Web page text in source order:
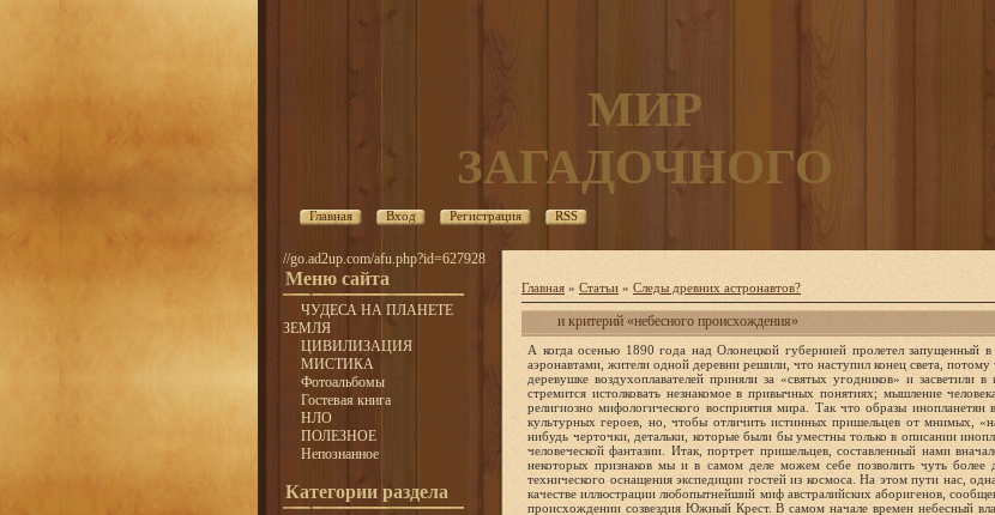
МИР
ЗАГАДОЧНОГО
Главная Вход Регистрация RSS
//go.ad2up.com/afu.php?id=627928
Меню сайта
ЧУДЕСА НА ПЛАНЕТЕ
ЗЕМЛЯ
ЦИВИЛИЗАЦИЯ
МИСТИКА
Фотоальбомы
Гостевая книга
НЛО
ПОЛЕЗНОЕ
Непознанное
Категории раздела
Главная » Статьи » Следы древних астронавтов?
и критерий «небесного происхождения»
А когда осенью 1890 года над Олонецкой губернией пролетел запущенный в Петербурге большой воздушный шар с двумя аэронавтами, жители одной деревни решили, что наступил конец света, потому что «с неба спустился антихрист», в другой же деревушке воздухоплавателей приняли за «святых угодников» и засветили в их честь лампады… Сознание человека всегда стремится истолковать незнакомое в привычных понятиях; мышление человека верующего использует при этом стереотипы религиозно мифологического восприятия мира. Так что образы инопланетян все таки можно искать и среди богов, и среди культурных героев, но, чтобы отличить истинных пришельцев от мнимых, «нам нужно от легенды нечто большее» – какие нибудь черточки, детальки, которые были бы уместны только в описании инопланетян и нехарактерны для «типовых» образов человеческой фантазии. Итак, портрет пришельцев, составленный нами вначале, требуется сделать конкретнее. В отношении некоторых признаков мы и в самом деле можем себе позволить чуть более детальные прогнозы, прежде всего по поводу технического оснащения экспедиции гостей из космоса. На этом пути нас, однако, подстерегает новая ловушка. Рассмотрим в качестве иллюстрации любопытнейший миф австралийских аборигенов, сообщенный Кэтрин Лангло Паркер. Миф повествует о происхождении созвездия Южный Крест. В самом начале времен небесный владыка сотворил двух мужчин и одну женщину, научив их питаться растениями. Когда наступила засуха, первые люди начали голодать. Один из мужчин убил сумчатую крысу. Он и женщина стали есть мясо животного, другой же мужчина, несмотря на все уговоры, не притронулся к непривычной пище, хотя и был смертельно голоден. Поссорившись с товарищами, он «ушел в сторону заката». Его спутники вскоре закончили трапезу и отправились вслед за ним. Подойдя к краю долины, они увидели своего товарища на ее другой стороне, у реки. Они крикнули, чтобы он остановился, но он не обратил на них внимания и продолжал идти, пока не подошел к большому белому эвкалипту. Здесь он замертво упал на землю, а рядом с ним люди увидели черное существо с двумя огненными глазами. Оно подняло мертвеца на дерево и бросило в дупло. Спеша через долину, люди услыхали такой оглушительный удар грома, что, пораженные, упали на землю. Поднявшись, они с удивлением увидели, что гигантский эвкалипт вырван из земли и несется по воздуху в южную сторону неба. Они заметили огненные глаза, сверкавшие с дерева… Наконец дерево остановилось около Варрамбула, или Млечного Пути, который ведет туда, где живут небесные боги. Постепенно дерево скрылось из виду, и только четыре сверкающих огненных глаза видели люди. Два принадлежали духу смерти Йови, два других были глазами первого умершего человека. Лангло Паркер добавляет: «Для племен этой части страны Южный Крест до сих пор известен как Яраанду – место белого эвкалипта…» Вот такая история якобы приключилась с предками коренных, жителей Австралийского континента. Не кажется ли вам, что вторая часть этого мифа изображает некое совсем не мифическое событие, которое живо встает перед глазами современников космической эры? Вообразим себе: шли по безлюдной местности трое, и вдруг видят в отдалении что то высокое, прямое, светлое. «Большой белый эвкалипт» – как еще могли описать австралийские аборигены ракету, стоящую на старте? Особенно ценно указание на цвет, поскольку корпус космических ракет действительно покрывают (для термоизоляции) белой краской. Один из австралийцев, подойдя близко к стартовой площадке, то ли от голода, то ли от страха теряет сознание, и член экипажа затаскивает его через люк («дупло») в свой корабль. Ракета стартует. И ужасный грохот, и вид летящего дерева (точность образного сравнения в данной– ситуации могла усиливаться от сходства языков пламени на конце ракеты с мощными корнями) – все это ввергло невольных зрителей в шоковое состояние. Они, впрочем, заметили и сообщили потом своим соплеменникам еще одну деталь, для нас, пожалуй, ключевую: вместо исчезнувшей вдали ракеты на небе вспыхнули четыре светящиеся точки, которые напоминали четверку ярких звезд Южного Креста. Именно такое зрелище наблюдали и свидетели запусков «Востоков», «Восходов» и «Союзов»! Четыре звезды – это четыре отделившихся, но еще не кончивших работать двигателя первой ступени ракеты носителя, скомпонованной по так называемой пакетной схеме. Как мы могли убедиться, все сообщенное в мифе про «эвкалипт», вплоть до мельчайших подробностей, совпадает с реальной картиной старта космического корабля. Совпадает настолько, что… это сходство, скорее всего, ложное. Неожиданный вывод? Давайте разбираться. Миф был известен еще к началу нашего века, и уже по этой причине бессмысленно предполагать в нем отражение запусков земной космической техники. Остается другой вариант: предки рассказавших этот миф австралийцев наблюдали старт корабля инопланетной экспедиции. А она вряд ли использовала бы «пакет». Специалисты скажут вам, что эта схема ракеты, оправданная на нынешнем этапе развития земной космонавтики, была бы слишком примитивна для технического уровня цивилизации, совершающей межзвездные полеты. Самый, казалось бы, убедительный момент сходства «эвкалипта» с ракетой – мотив «четырех звезд» – приходится признать случайным совпадением, а это позволяет считать случайностью и другие, менее; обязывающие, параллели. Можно было бы много порассуждать о смысле, какой получают те же детали рассказа в свете сравнительной мифологии (к примеру, «эвкалипт» – явная вариация мирового дерева, по которому герои мифов разных народов взбираются на небеса), но мы сейчас ограничимся констатацией самого существенного для нас: доказательством палеовизита приведенный австралийский текст служить не может. Подобные случаи довольно типичны. Энтузиасты «гипотезы о пришельцах» собрали целую коллекцию древних изображений, на которых легко узнаются современные вещи. И именно это поразительное (чтобы не сказать: подозрительное) сходство с реалиями человеческой цивилизации XX века заставляет усомниться в справедливости таких аналогий. Познакомимся с некоторыми фактами из этой примечательной коллекции. «Американский научный журнал» в 1822 году опубликовал сообщение об удивительном «подвижном